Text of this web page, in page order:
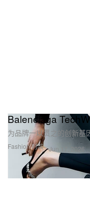
Fashion 时装
Balenciaga
为品牌一以贯之的创新基
Jun 17, 2026